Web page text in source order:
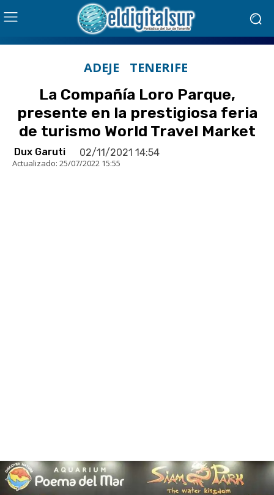
ADEJE TENERIFE
La Compañía Loro Parque,
presente en la prestigiosa feria
de turismo World Travel Market
Dux Garuti 02/11/2021 14:54
Actualizado: 25/07/2022 15:55